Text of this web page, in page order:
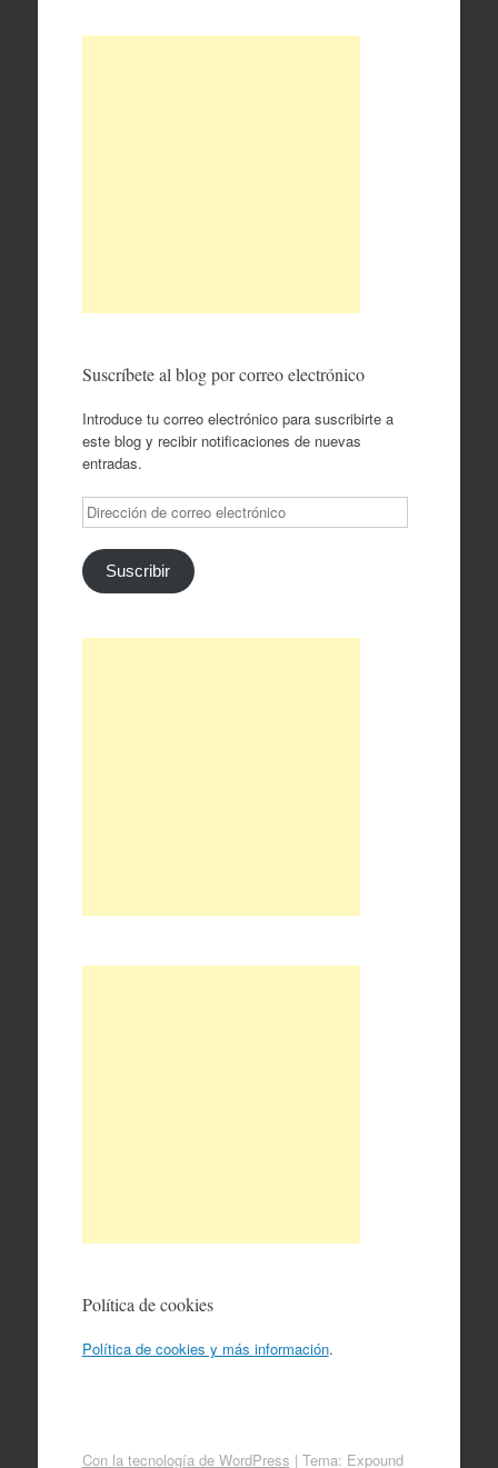
Suscríbete al blog por correo electrónico
Introduce tu correo electrónico para suscribirte a
este blog y recibir notificaciones de nuevas
entradas.
Dirección
de
correo
electrónico
Suscribir
Política de cookies
Política de cookies y más información.
Con la tecnología de WordPress | Tema: Expound